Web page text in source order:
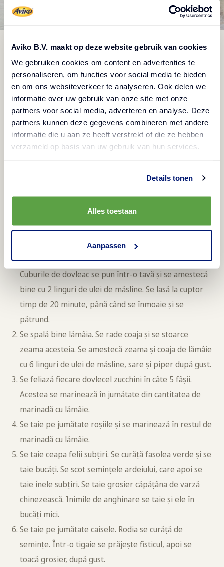
Aviko B.V. maakt op deze website gebruik van cookies
We gebruiken cookies om content en advertenties te
personaliseren, om functies voor social media te bieden
en om ons websiteverkeer te analyseren. Ook delen we
informatie over uw gebruik van onze site met onze
partners voor social media, adverteren en analyse. Deze
partners kunnen deze gegevens combineren met andere
informatie die u aan ze heeft verstrekt of die ze hebben
verzameld op basis van uw gebruik van hun services.
Details tonen
Alles toestaan
Aanpassen
Piure de cartofi de casă
De primă calitate
Mod de preparare
Se preîncălzește cuptorul la temperatura de 200 °C.
Cuburile de dovleac se pun într-o tavă și se amestecă
bine cu 2 linguri de ulei de măsline. Se lasă la cuptor
timp de 20 minute, până când se înmoaie și se
pătrund.
Se spală bine lămâia. Se rade coaja și se stoarce
zeama acesteia. Se amestecă zeama și coaja de lămâie
cu 6 linguri de ulei de măsline, sare și piper după gust.
Se feliază fiecare dovlecel zucchini în câte 5 fâșii.
Acestea se marinează în jumătate din cantitatea de
marinadă cu lămâie.
Se taie pe jumătate roșiile și se marinează în restul de
marinadă cu lămâie.
Se taie ceapa felii subțiri. Se curăță fasolea verde și se
taie bucăți. Se scot semințele ardeiului, care apoi se
taie inele subțiri. Se taie grosier căpățâna de varză
chinezească. Inimile de anghinare se taie și ele în
bucăți mici.
Se taie pe jumătate caisele. Rodia se curăță de
semințe. Într-o tigaie se prăjește fisticul, apoi se
toacă grosier, după gust.